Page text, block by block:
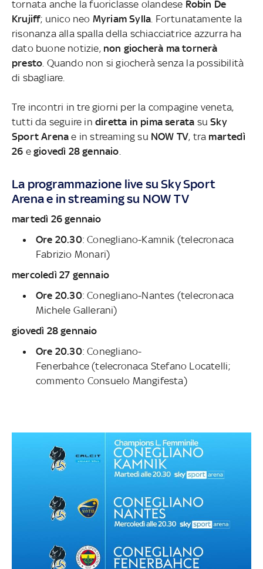
tornata anche la fuoriclasse olandese Robin De
Krujiff; unico neo Myriam Sylla. Fortunatamente la
risonanza alla spalla della schiacciatrice azzurra ha
dato buone notizie, non giocherà ma tornerà
presto. Quando non si giocherà senza la possibilità
di sbagliare.
Tre incontri in tre giorni per la compagine veneta,
tutti da seguire in diretta in pima serata suSky
Sport Arena e in streaming su NOW TV, tra martedì
26 e giovedì 28 gennaio.
La programmazione live su Sky Sport
Arenae in streaming su NOW TV
martedì 26 gennaio
Ore 20.30: Conegliano-Kamnik (telecronaca
Fabrizio Monari)
mercoledì 27 gennaio
Ore 20.30: Conegliano-Nantes (telecronaca
Michele Gallerani)
giovedì 28 gennaio
Ore 20.30: Conegliano-
Fenerbahce (telecronaca Stefano Locatelli;
commento Consuelo Mangifesta)